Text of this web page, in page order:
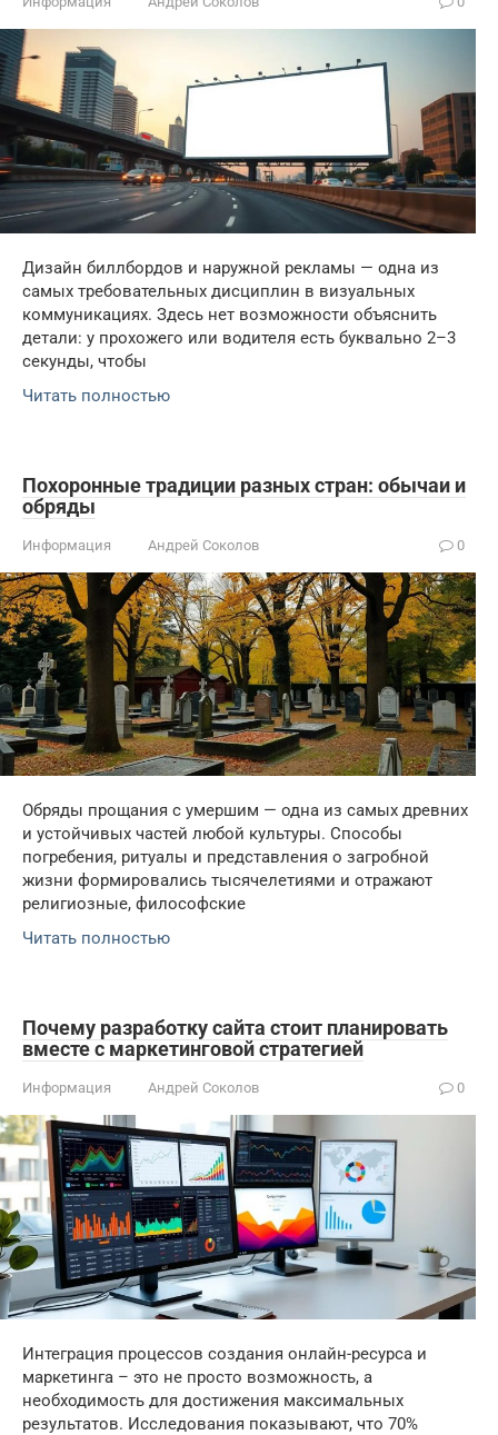
Дизайн биллбордов и наружной рекламы — одна из
самых требовательных дисциплин в визуальных
коммуникациях. Здесь нет возможности объяснить
детали: у прохожего или водителя есть буквально 2–3
секунды, чтобы
Читать полностью
Похоронные традиции разных стран: обычаи и
обряды
Информация Андрей Соколов 0
Обряды прощания с умершим — одна из самых древних
и устойчивых частей любой культуры. Способы
погребения, ритуалы и представления о загробной
жизни формировались тысячелетиями и отражают
религиозные, философские
Читать полностью
Почему разработку сайта стоит планировать
вместе с маркетинговой стратегией
Информация Андрей Соколов 0
Интеграция процессов создания онлайн-ресурса и
маркетинга – это не просто возможность, а
необходимость для достижения максимальных
результатов. Исследования показывают, что 70%